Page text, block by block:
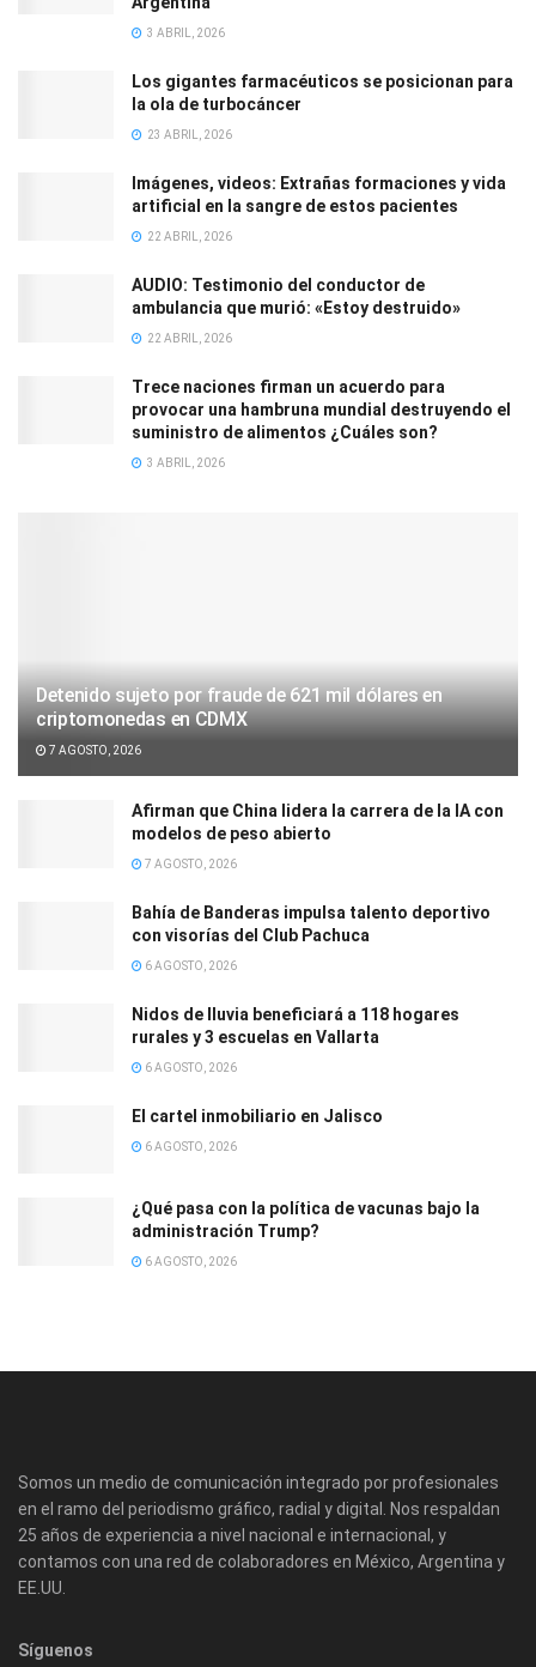
3 ABRIL, 2026
Los gigantes farmacéuticos se posicionan para
la ola de turbocáncer
23 ABRIL, 2026
Imágenes, videos: Extrañas formaciones y vida
artificial en la sangre de estos pacientes
22 ABRIL, 2026
AUDIO: Testimonio del conductor de
ambulancia que murió: «Estoy destruido»
22 ABRIL, 2026
Trece naciones firman un acuerdo para
provocar una hambruna mundial destruyendo el
suministro de alimentos ¿Cuáles son?
3 ABRIL, 2026
Detenido sujeto por fraude de 621 mil dólares en
criptomonedas en CDMX
7 AGOSTO, 2026
Afirman que China lidera la carrera de la IA con
modelos de peso abierto
7 AGOSTO, 2026
Bahía de Banderas impulsa talento deportivo
con visorías del Club Pachuca
6 AGOSTO, 2026
Nidos de lluvia beneficiará a 118 hogares
rurales y 3 escuelas en Vallarta
6 AGOSTO, 2026
El cartel inmobiliario en Jalisco
6 AGOSTO, 2026
¿Qué pasa con la política de vacunas bajo la
administración Trump?
6 AGOSTO, 2026
Somos un medio de comunicación integrado por profesionales
en el ramo del periodismo gráfico, radial y digital. Nos respaldan
25 años de experiencia a nivel nacional e internacional, y
contamos con una red de colaboradores en México, Argentina y
EE.UU.
Síguenos